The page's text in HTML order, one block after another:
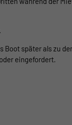
Boot später als zu
eingefordert.